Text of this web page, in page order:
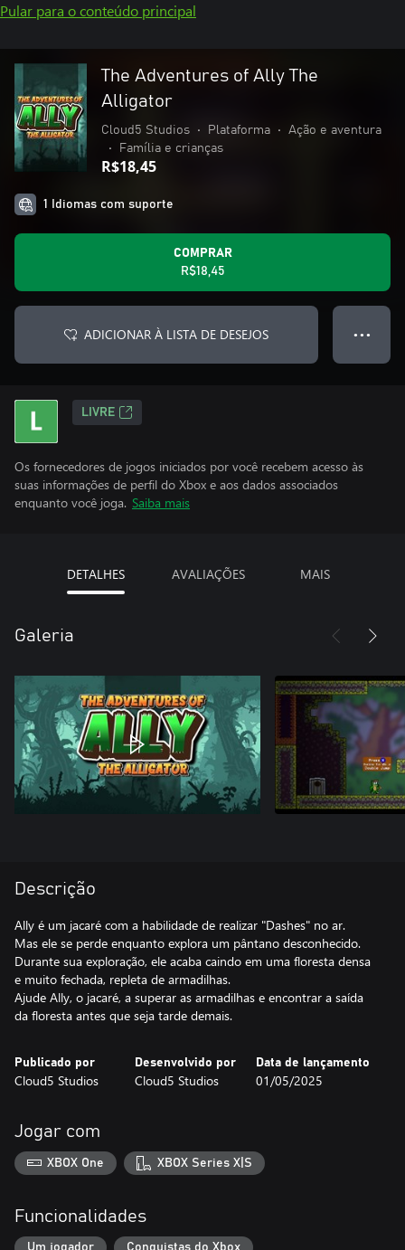
Pular para o conteúdo principal
The Adventures of Ally The
Alligator
Cloud5 Studios • Plataforma •
Ação e aventura
•
Família e crianças
R$18,45
1 Idiomas com suporte
COMPRAR
R$18,45
ADICIONAR À LISTA DE DESEJOS ● ● ●
LIVRE
Os fornecedores de jogos iniciados por você recebem acesso às
suas informações de perfil do Xbox e aos dados associados
enquanto você joga. Saiba mais
DETALHES AVALIAÇÕES MAIS
Galeria
Descrição
Ally é um jacaré com a habilidade de realizar "Dashes" no ar.
Mas ele se perde enquanto explora um pântano desconhecido.
Durante sua exploração, ele acaba caindo em uma floresta densa
e muito fechada, repleta de armadilhas.
Ajude Ally, o jacaré, a superar as armadilhas e encontrar a saída
da floresta antes que seja tarde demais.
Publicado por
Cloud5 Studios
Desenvolvido por
Cloud5 Studios
Data de lançamento
01/05/2025
Jogar com
XBOX One XBOX Series X|S
Funcionalidades